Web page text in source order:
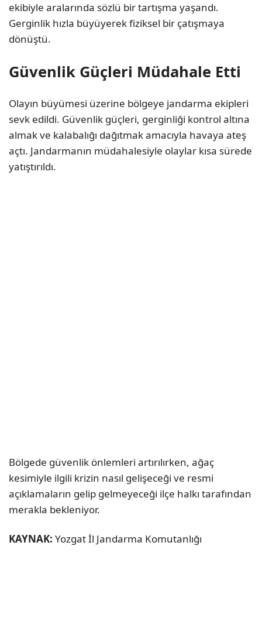
ekibiyle aralarında sözlü bir tartışma yaşandı.
Gerginlik hızla büyüyerek fiziksel bir çatışmaya
dönüştü.
Güvenlik Güçleri Müdahale Etti
Olayın büyümesi üzerine bölgeye jandarma ekipleri
sevk edildi. Güvenlik güçleri, gerginliği kontrol altına
almak ve kalabalığı dağıtmak amacıyla havaya ateş
açtı. Jandarmanın müdahalesiyle olaylar kısa sürede
yatıştırıldı.
Bölgede güvenlik önlemleri artırılırken, ağaç
kesimiyle ilgili krizin nasıl gelişeceği ve resmi
açıklamaların gelip gelmeyeceği ilçe halkı tarafından
merakla bekleniyor.
KAYNAK: Yozgat İl Jandarma Komutanlığı